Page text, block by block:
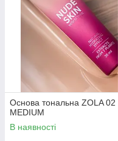
Основа тональна ZOLA 02
MEDIUM
В наявності